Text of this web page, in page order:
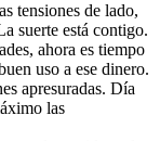
tensiones de lado,
suerte está contigo.
ahora es tiempo
uso a ese dinero.
apresuradas. Día
las